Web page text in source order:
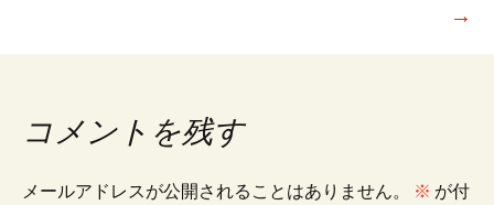
ビ
→
コメントを残す
メールアドレスが公開されることはありません。 ※ が付